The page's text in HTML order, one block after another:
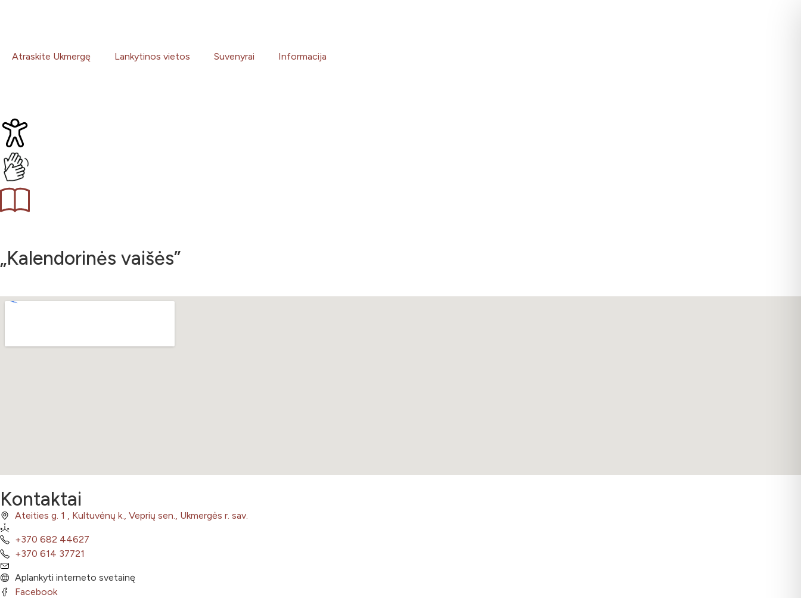
Atraskite Ukmergę Lankytinos vietos Suvenyrai Informacija
„Kalendorinės vaišės”
Kontaktai
Ateities g. 1 , Kultuvėnų k., Veprių sen., Ukmergės r. sav.
+370 682 44627
+370 614 37721
Aplankyti interneto svetainę
Facebook